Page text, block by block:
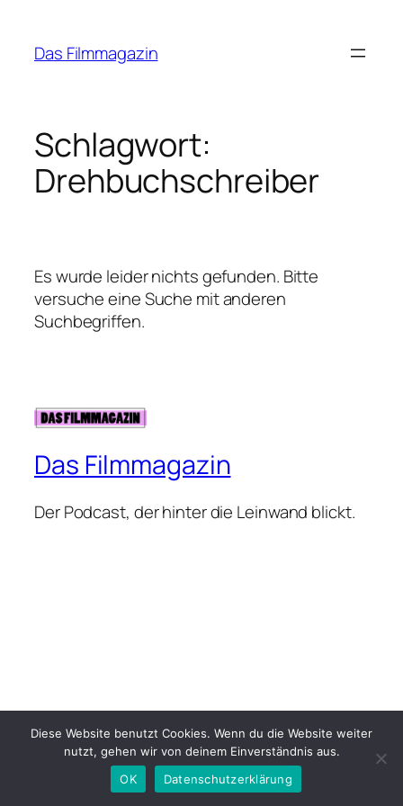
springen
Das Filmmagazin
Schlagwort:
Drehbuchschreiber
Es wurde leider nichts gefunden. Bitte
versuche eine Suche mit anderen
Suchbegriffen.
Das Filmmagazin
Der Podcast, der hinter die Leinwand blickt.
Diese Website benutzt Cookies. Wenn du die Website weiter
nutzt, gehen wir von deinem Einverständnis aus.
OK
Datenschutzerklärung